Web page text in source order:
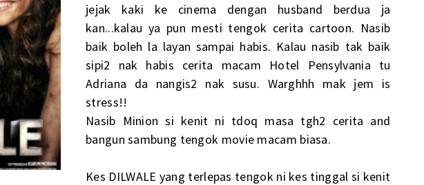
jejak kaki ke cinema dengan husband berdua ja
kan...kalau ya pun mesti tengok cerita cartoon. Nasib
baik boleh la layan sampai habis. Kalau nasib tak baik
sipi2 nak habis cerita macam Hotel Pensylvania tu
Adriana da nangis2 nak susu. Warghhh mak jem is
stress!!
Nasib Minion si kenit ni tdoq masa tgh2 cerita and
bangun sambung tengok movie macam biasa.
Kes DILWALE yang terlepas tengok ni kes tinggal si kenit